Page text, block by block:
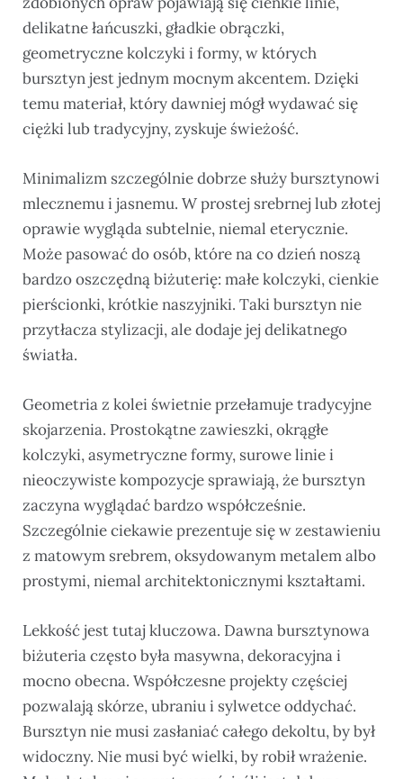
delikatne łańcuszki, gładkie obrączki,
geometryczne kolczyki i formy, w których
bursztyn jest jednym mocnym akcentem. Dzięki
temu materiał, który dawniej mógł wydawać się
ciężki lub tradycyjny, zyskuje świeżość.
Minimalizm szczególnie dobrze służy bursztynowi
mlecznemu i jasnemu. W prostej srebrnej lub złotej
oprawie wygląda subtelnie, niemal eterycznie.
Może pasować do osób, które na co dzień noszą
bardzo oszczędną biżuterię: małe kolczyki, cienkie
pierścionki, krótkie naszyjniki. Taki bursztyn nie
przytłacza stylizacji, ale dodaje jej delikatnego
światła.
Geometria z kolei świetnie przełamuje tradycyjne
skojarzenia. Prostokątne zawieszki, okrągłe
kolczyki, asymetryczne formy, surowe linie i
nieoczywiste kompozycje sprawiają, że bursztyn
zaczyna wyglądać bardzo współcześnie.
Szczególnie ciekawie prezentuje się w zestawieniu
z matowym srebrem, oksydowanym metalem albo
prostymi, niemal architektonicznymi kształtami.
Lekkość jest tutaj kluczowa. Dawna bursztynowa
biżuteria często była masywna, dekoracyjna i
mocno obecna. Współczesne projekty częściej
pozwalają skórze, ubraniu i sylwetce oddychać.
Bursztyn nie musi zasłaniać całego dekoltu, by był
widoczny. Nie musi być wielki, by robił wrażenie.